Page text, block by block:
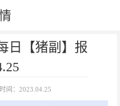
日【猪副】报
间： 2023.04.25